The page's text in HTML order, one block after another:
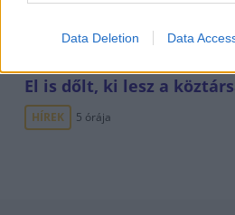
Data Deletion Data
El is dőlt, ki lesz a
HÍREK 5 órája